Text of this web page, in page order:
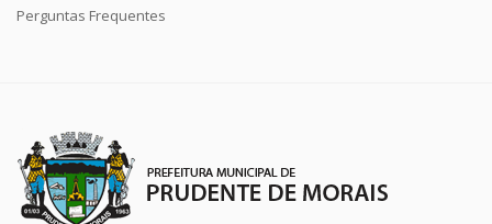
Perguntas Frequentes